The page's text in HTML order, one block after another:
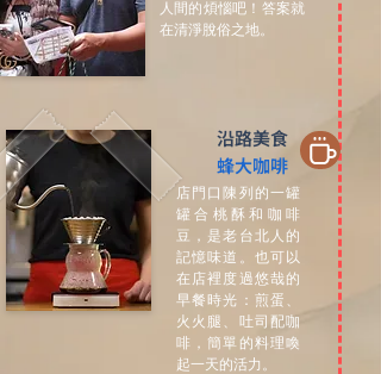
人間的煩惱吧！答案就
在清淨脫俗之地。
沿路美食
蜂大咖啡
店門口陳列的一罐
罐合桃酥和咖啡
豆，是老台北人的
記憶味道。也可以
在店裡度過悠哉的
早餐時光：煎蛋、
火火腿、吐司配咖
啡，簡單的料理喚
起一天的活力。